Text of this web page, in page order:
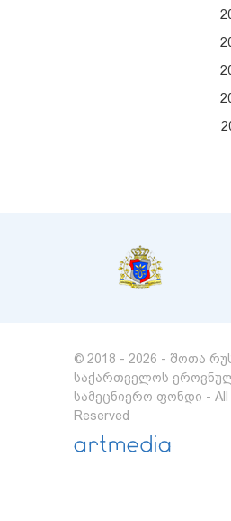
© 2018 - 2026 - შოთა
საქართველოს
სამეცნიერო ფონდი - All
Reserved